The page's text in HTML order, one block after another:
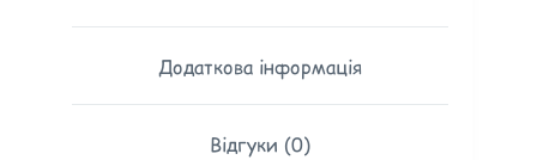
Додаткова інформація
Відгуки (0)